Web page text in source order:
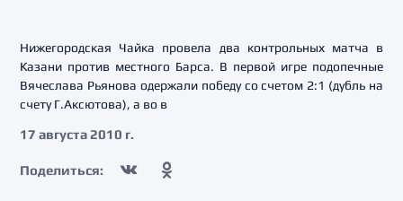
Нижегородская Чайка провела два контрольных матча в
Казани против местного Барса. В первой игре подопечные
Вячеслава Рьянова одержали победу со счетом 2:1 (дубль на
счету Г.Аксютова), а во в
17 августа 2010 г.
Поделиться: